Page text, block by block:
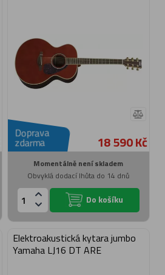
Doprava
zdarma 18 590 Kč
Momentálně není skladem
Obvyklá dodací lhůta do 14 dnů
Do košíku
Elektroakustická kytara jumbo
Yamaha LJ16 DT ARE